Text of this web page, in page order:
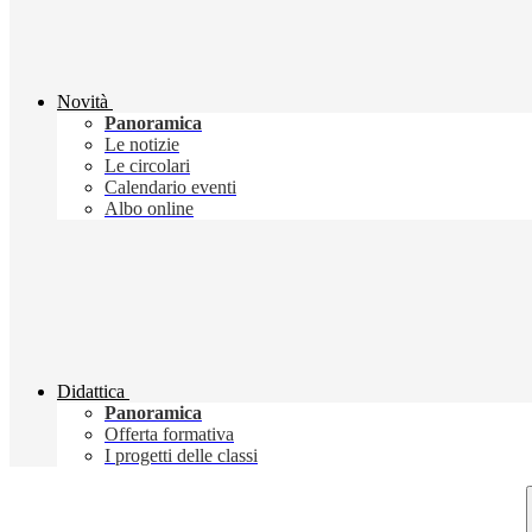
Novità
Panoramica
Le notizie
Le circolari
Calendario eventi
Albo online
Didattica
Panoramica
Offerta formativa
I progetti delle classi